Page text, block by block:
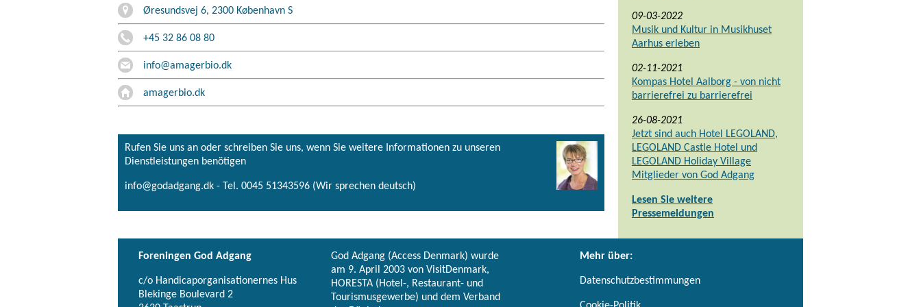
Øresundsvej 6, 2300 København S
+45 32 86 08 80
info@amagerbio.dk
amagerbio.dk
Rufen Sie uns an oder schreiben Sie uns, wenn Sie weitere Informationen zu unseren
Dienstleistungen benötigen
info@godadgang.dk - Tel. 0045 51343596 (Wir sprechen deutsch)
09-03-2022
Musik und Kultur in Musikhuset
Aarhus erleben
02-11-2021
Kompas Hotel Aalborg - von nicht
barrierefrei zu barrierefrei
26-08-2021
Jetzt sind auch Hotel LEGOLAND,
LEGOLAND Castle Hotel und
LEGOLAND Holiday Village
Mitglieder von God Adgang
Lesen Sie weitere
Pressemeldungen
Foreningen God Adgang
c/o Handicaporganisationernes Hus
Blekinge Boulevard 2
God Adgang (Access Denmark) wurde
am 9. April 2003 von VisitDenmark,
HORESTA (Hotel-, Restaurant- und
Tourismusgewerbe) und dem Verband
Mehr über:
Datenschutzbestimmungen